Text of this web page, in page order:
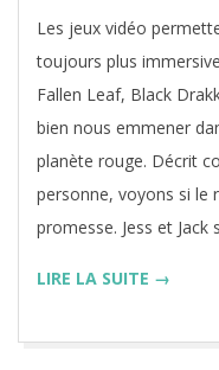
2023-
08-
22
Les jeux vidéo
toujours plus
Fallen Leaf, Black
bien nous emmener
planète rouge. Décrit
personne, voyons si le
promesse. Jess et Jack
LIRE LA SUITE →